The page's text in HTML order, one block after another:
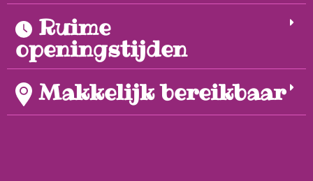
Ruime
openingstijden
Makkelijk bereikbaar